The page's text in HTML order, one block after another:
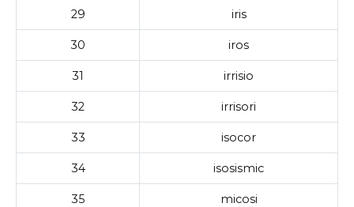
29 iris
30 iros
31 irrisio
32 irrisori
33 isocor
34 isosismic
35 micosi